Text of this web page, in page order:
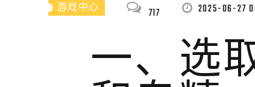
游戏中心 717 2025-06-27
一、选